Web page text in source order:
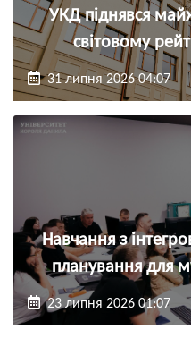
УКД піднявся
світовому
31 липня 2026 04:07
Навчання з
планування для
23 липня 2026 01:07